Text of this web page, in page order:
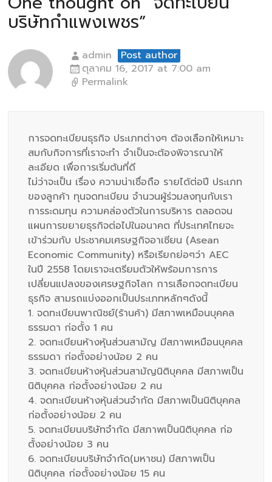
บริษัทกำแพงเพชร”
admin
Post author
ตุลาคม 16, 2017 at 7:00 am
Permalink
การจดทะเบียนธุรกิจ ประเภทต่างๆ ต้องเลือกให้เหมาะ
สมกับกิจการที่เราจะทำ จำเป็นจะต้องพิจารณาให้
ละเอียด เพื่อการเริ่มต้นที่ดี
ไม่ว่าจะเป็น เรื่อง ความน่าเชื่อถือ รายได้ต่อปี ประเภท
ของลูกค้า ทุนจดทะเบียน จำนวนผู้ร่วมลงทุนกับเรา
การระดมทุน ความคล่องตัวในการบริหาร ตลอดจน
แผนการขยายธุรกิจต่อไปในอนาคต ที่ประเทศไทยจะ
เข้าร่วมกับ ประชาคมเศรษฐกิจอาเซียน (Asean
Economic Community) หรือเรียกย่อๆว่า AEC
ในปี 2558 โดยเราจะเตรียมตัวให้พร้อมการการ
เปลี่ยนแปลงของเศรษฐกิจโลก การเลือกจดทะเบียน
ธุรกิจ สามรถแบ่งออกเป็นประเภทหลักๆดังนี้
1. จดทะเบียนพาณิชย์(ร้านค้า) มีสภาพเหมือนบุคคล
ธรรมดา ก่อตั้ง 1 คน
2. จดทะเบียนห้างหุ้นส่วนสามัญ มีสภาพเหมือนบุคคล
ธรรมดา ก่อตั้งอย่างน้อย 2 คน
3. จดทะเบียนห้างหุ้นส่วนสามัญนิติบุคคล มีสภาพเป็น
นิติบุคคล ก่อตั้งอย่างน้อย 2 คน
4. จดทะเบียนห้างหุ้นส่วนจำกัด มีสภาพเป็นนิติบุคคล
ก่อตั้งอย่างน้อย 2 คน
5. จดทะเบียนบริษัทจำกัด มีสภาพเป็นนิติบุคคล ก่อ
ตั้งอย่างน้อย 3 คน
6. จดทะเบียนบริษัทจำกัด(มหาชน) มีสภาพเป็น
นิติบุคคล ก่อตั้งอย่างน้อย 15 คน